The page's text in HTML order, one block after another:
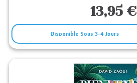
13,95 €
Disponible Sous 3-4 Jours